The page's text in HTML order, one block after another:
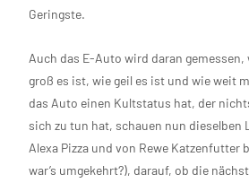
Geringste.
Auch das E-Auto wird daran
groß es ist, wie geil es ist und wie weit
das Auto einen Kultstatus hat, der
sich zu tun hat, schauen nun dieselben
Alexa Pizza und von Rewe Katzenfutter
war’s umgekehrt?), darauf, ob die